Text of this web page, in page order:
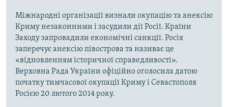
Міжнародні організації визнали окупацію та анексію
Криму незаконними і засудили дії Росії. Країни
Заходу запровадили економічні санкції. Росія
заперечує анексію півострова та називає це
«відновленням історичної справедливості».
Верховна Рада України офіційно оголосила датою
початку тимчасової окупації Криму і Севастополя
Росією 20 лютого 2014 року.